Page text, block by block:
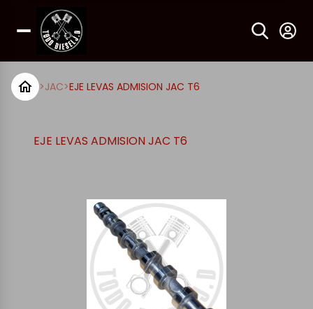
>JAC>EJE LEVAS ADMISION JAC T6
EJE LEVAS ADMISION JAC T6